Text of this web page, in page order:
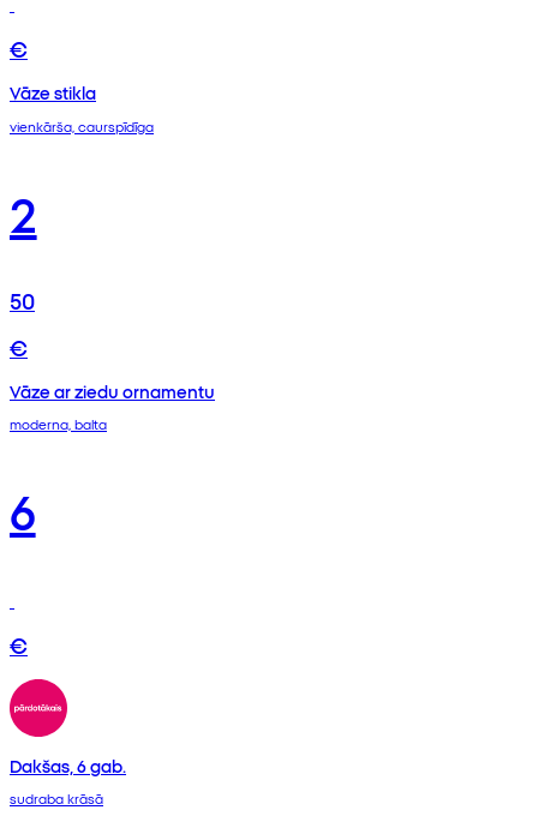
€
Vāze stikla
vienkārša, caurspīdīga
2
50
€
Vāze ar ziedu ornamentu
moderna, balta
6
€
Dakšas, 6 gab.
sudraba krāsā